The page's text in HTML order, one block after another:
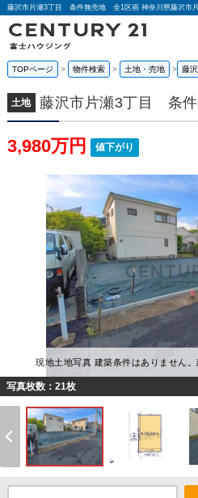
TOPページ 物件検索 土地・売地 藤
土地 藤沢市片瀬3丁目 条
3,980万円 値下がり
現地土地写真 建築条件はありません。
写真枚数：21枚